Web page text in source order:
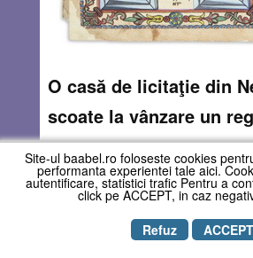
O casă de licitaţie din
scoate la vânzare un
secolul XIX.
Cluj contestă licitaţia.
Andrea Ghiţă
Site-ul baabel.ro foloseste cookies
performanta experientei tale aici.
autentificare, statistici trafic Pentru a
click pe ACCEPT, in caz
Refuz
ACCEPT